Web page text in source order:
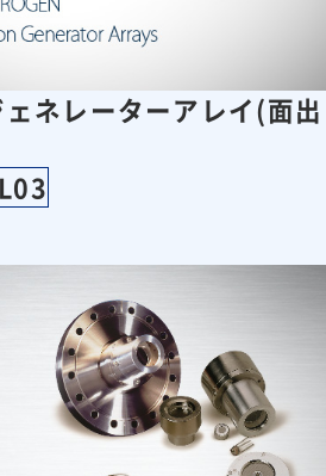
ネレーターアレイ(面出